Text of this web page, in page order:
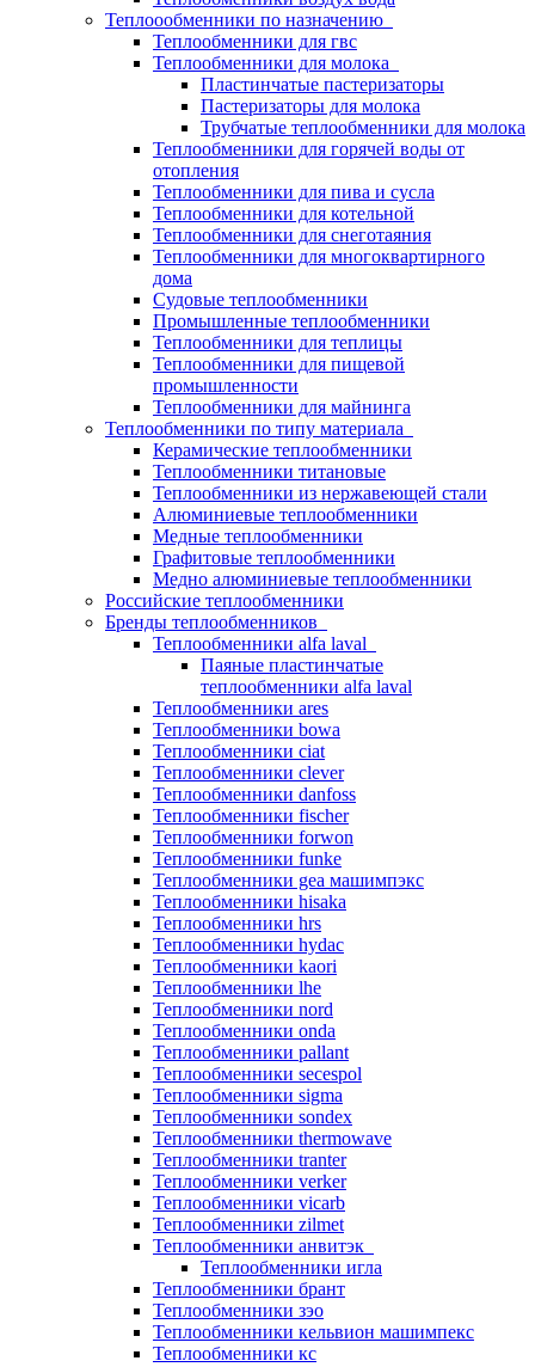
Теплоообменники по назначению
Теплообменники для гвс
Теплообменники для молока
Пластинчатые пастеризаторы
Пастеризаторы для молока
Трубчатые теплообменники для молока
Теплообменники для горячей воды от
отопления
Теплообменники для пива и сусла
Теплообменники для котельной
Теплообменники для снеготаяния
Теплообменники для многоквартирного
дома
Судовые теплообменники
Промышленные теплообменники
Теплообменники для теплицы
Теплообменники для пищевой
промышленности
Теплообменники для майнинга
Теплообменники по типу материала
Керамические теплообменники
Теплообменники титановые
Теплообменники из нержавеющей стали
Алюминиевые теплообменники
Медные теплообменники
Графитовые теплообменники
Медно алюминиевые теплообменники
Российские теплообменники
Бренды теплообменников
Теплообменники alfa laval
Паяные пластинчатые
теплообменники alfa laval
Теплообменники ares
Теплообменники bowa
Теплообменники ciat
Теплообменники clever
Теплообменники danfoss
Теплообменники fischer
Теплообменники forwon
Теплообменники funke
Теплообменники gea машимпэкс
Теплообменники hisaka
Теплообменники hrs
Теплообменники hydac
Теплообменники kaori
Теплообменники lhe
Теплообменники nord
Теплообменники onda
Теплообменники pallant
Теплообменники secespol
Теплообменники sigma
Теплообменники sondex
Теплообменники thermowave
Теплообменники tranter
Теплообменники verker
Теплообменники vicarb
Теплообменники zilmet
Теплообменники анвитэк
Теплообменники игла
Теплообменники брант
Теплообменники зэо
Теплообменники кельвион машимпекс
Теплообменники кс